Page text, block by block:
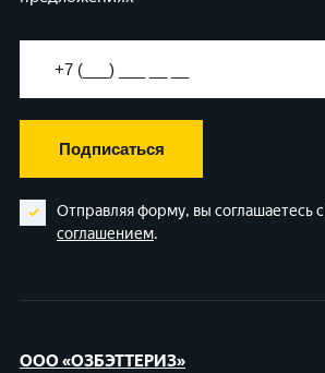
Подписаться
Отправляя форму, вы соглашаетесь с
соглашением.
ООО «ОЗБЭТТЕРИЗ»